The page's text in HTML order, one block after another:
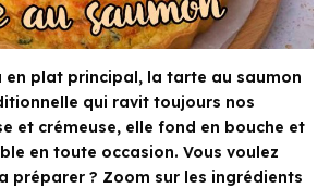
en plat principal, la tarte au saumon
qui ravit toujours nos
et crémeuse, elle fond en bouche et
en toute occasion. Vous voulez
préparer ? Zoom sur les ingrédients